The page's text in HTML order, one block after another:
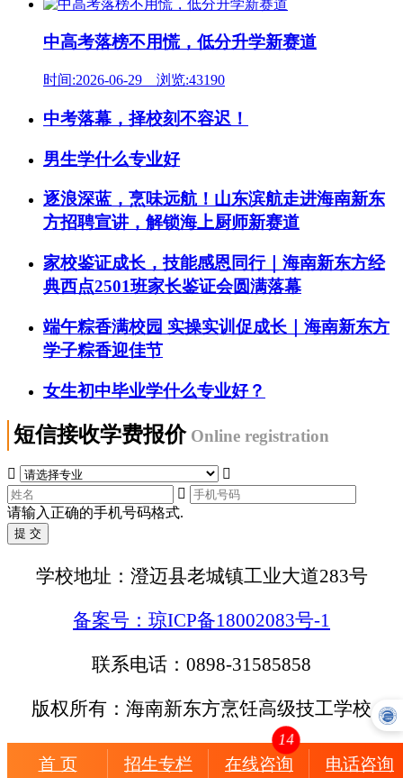
中高考落榜不用慌，低分升学新赛道
时间:2026-06-29 浏览:43190
中考落幕，择校刻不容迟！
男生学什么专业好
逐浪深蓝，烹味远航！山东滨航走进海南新东
方招聘宣讲，解锁海上厨师新赛道
家校鉴证成长，技能感恩同行｜海南新东方经
典西点2501班家长鉴证会圆满落幕
端午粽香满校园 实操实训促成长｜海南新东方
学子粽香迎佳节
女生初中毕业学什么专业好？
短信接收学费报价 Online registration



请输入正确的手机号码格式.
学校地址：澄迈县老城镇工业大道283号
备案号：琼ICP备18002083号-1
联系电话：0898-31585858
版权所有：海南新东方烹饪高级技工学校
首 页 招生专栏 在线咨询
14
电话咨询